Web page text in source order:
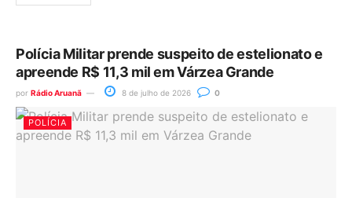
Polícia Militar prende suspeito de estelionato e
apreende R$ 11,3 mil em Várzea Grande
por Rádio Aruanã 8 de julho de 2026 0
POLÍCIA